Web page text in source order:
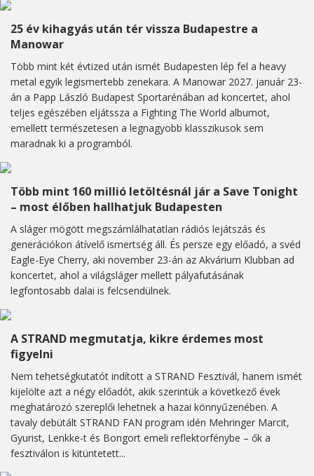
25 év kihagyás után tér vissza Budapestre a
Manowar
Több mint két évtized után ismét Budapesten lép fel a heavy
metal egyik legismertebb zenekara. A Manowar 2027. január 23-
án a Papp László Budapest Sportarénában ad koncertet, ahol
teljes egészében eljátssza a Fighting The World albumot,
emellett természetesen a legnagyobb klasszikusok sem
maradnak ki a programból.
Több mint 160 millió letöltésnál jár a Save Tonight
– most élőben hallhatjuk Budapesten
A sláger mögött megszámlálhatatlan rádiós lejátszás és
generációkon átívelő ismertség áll. És persze egy előadó, a svéd
Eagle-Eye Cherry, aki november 23-án az Akvárium Klubban ad
koncertet, ahol a világsláger mellett pályafutásának
legfontosabb dalai is felcsendülnek.
A STRAND megmutatja, kikre érdemes most
figyelni
Nem tehetségkutatót indított a STRAND Fesztivál, hanem ismét
kijelölte azt a négy előadót, akik szerintük a következő évek
meghatározó szereplői lehetnek a hazai könnyűzenében. A
tavaly debütált STRAND FAN program idén Mehringer Marcit,
Gyurist, Lenkke-t és Bongort emeli reflektorfénybe – ők a
fesztiválon is kitüntetett...